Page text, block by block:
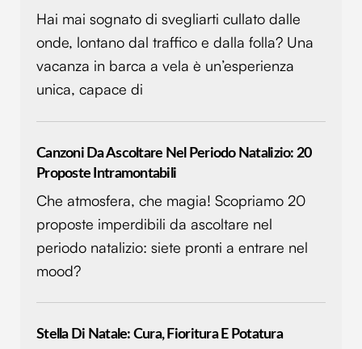
Hai mai sognato di svegliarti cullato dalle
onde, lontano dal traffico e dalla folla? Una
vacanza in barca a vela è un’esperienza
unica, capace di
Canzoni Da Ascoltare Nel Periodo Natalizio: 20
Proposte Intramontabili
Che atmosfera, che magia! Scopriamo 20
proposte imperdibili da ascoltare nel
periodo natalizio: siete pronti a entrare nel
mood?
Stella Di Natale: Cura, Fioritura E Potatura